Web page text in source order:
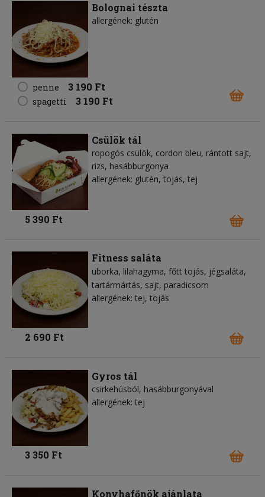
Bolognai tészta
allergének: glutén
penne 3 190 Ft
spagetti 3 190 Ft
Csülök tál
ropogós csülök, cordon bleu, rántott sajt,
rizs, hasábburgonya
allergének: glutén, tojás, tej
5 390 Ft
Fitness saláta
uborka lilahagyma főtt tojás jégsaláta
tartármártás sajt paradicsom
allergének: tej, tojás
2 690 Ft
Gyros tál
csirkehúsból, hasábburgonyával
allergének: tej
3 350 Ft
Konyhafőnök ajánlata